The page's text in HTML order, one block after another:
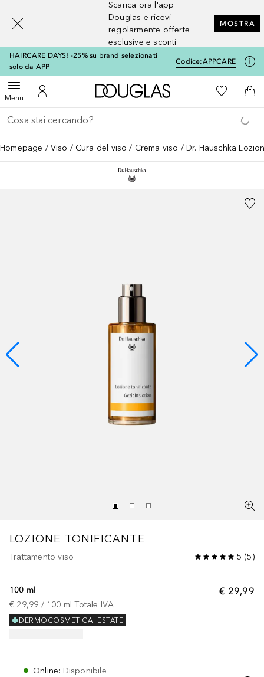
Scarica ora l'app
Douglas e ricevi
regolarmente offerte
esclusive e sconti
MOSTRA
HAIRCARE DAYS! -25% su brand selezionati
solo da APP
Codice:APPCARE
MenuApri menuAl Mio Account
A Douglas HomeAlla Mia
Al
Torna indietro
Esegui ricerca
Homepage Viso Cura del viso Crema viso Dr. Hauschka
LOZIONE TONIFICANTE
Trattamento viso 5 (5)
€ 29,99
100 ml
€ 29,99 / 100 ml Totale IVA
ESTATE
DERMOCOSMETICA
Online: Disponibile
[navigation.slideout.screenreader]